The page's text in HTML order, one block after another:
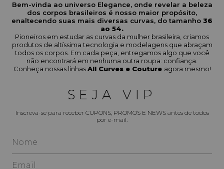
Bem-vinda ao universo Elegance, onde revelar a beleza
dos corpos brasileiros é nosso maior propósito,
enaltecendo suas mais diversas curvas, do tamanho 36
ao 54.
Pioneiros em estudar as curvas da mulher brasileira, criamos
produtos de altíssima tecnologia e modelagens que abraçam
todos os corpos. Em cada peça, entregamos algo que você
não encontrará em nenhuma outra roupa: confiança.
Conheça nossas linhasAll Curves e Couture agora mesmo!
SEJA VIP
Inscreva-se para receber CUPONS, PROMOS E NEWS antes de todos
por e-mail.